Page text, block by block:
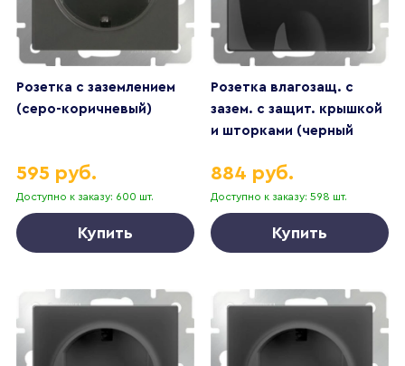
Розетка с заземлением
(серо-коричневый)
Доступно к заказу: 600 шт.
595 руб.
Купить
Розетка влагозащ. с
зазем. с защит. крышкой
и шторками (черный
Доступно к заказу: 598 шт.
884 руб.
Купить